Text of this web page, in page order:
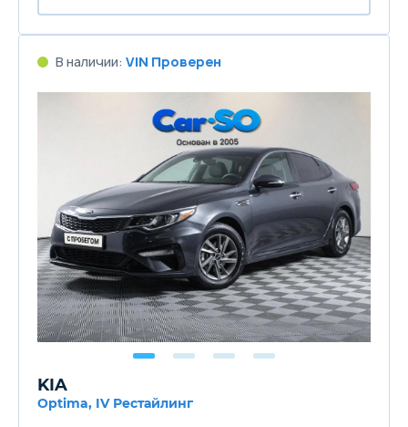
В наличии: VIN Проверен
KIA
Optima, IV Рестайлинг